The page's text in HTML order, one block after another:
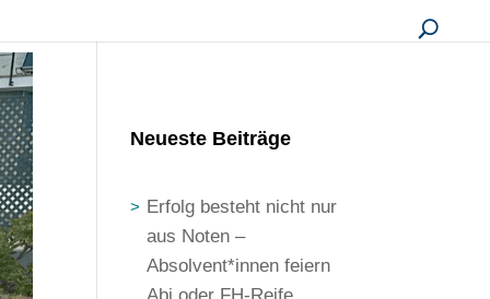
U
Neueste Beiträge
Erfolg besteht nicht nur
aus Noten –
Absolvent*innen feiern